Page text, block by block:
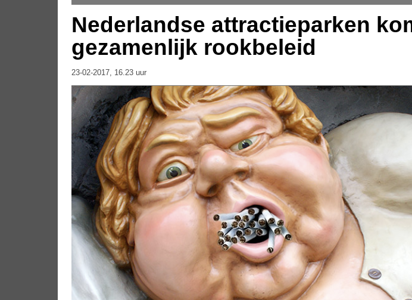
Nederlandse attractieparken
gezamenlijk rookbeleid
23-02-2017, 16.23 uur